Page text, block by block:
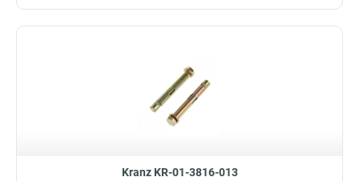
Kranz KR-01-3816-013